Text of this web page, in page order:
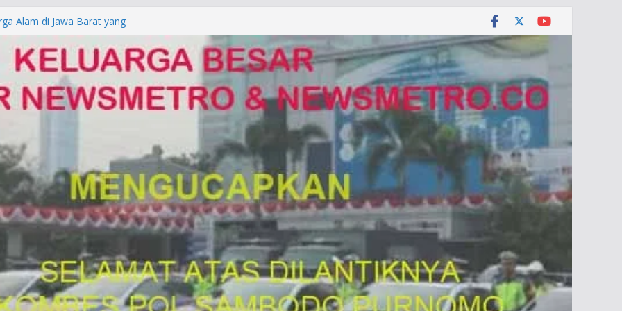
Alam di Jawa Barat yang
KUHAP Baru 2026, Tegaskan
Dipidana
DENPASAR DAN
POLDA BALI DIDUGA
ke Mabes Polri
Palsu, Kapolres
SIM